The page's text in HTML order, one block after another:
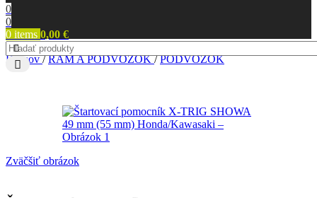
0
0
0 items 0,00 €
Domov/ RÁM A PODVOZOK/ PODVOZOK
Zväčšiť obrázok